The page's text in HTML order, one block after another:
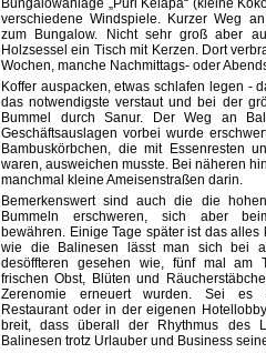
Bungalowanlage „Puri Kelapa“ (kleine
verschiedene Windspiele. Kurzer Weg
zum Bungalow. Nicht sehr groß aber
Holzsessel ein Tisch mit Kerzen. Dort
Wochen, manche Nachmittags- oder
Koffer auspacken, etwas schlafen legen -
das notwendigste verstaut und bei der
Bummel durch Sanur. Der Weg an
Geschäftsauslagen vorbei wurde
Bambuskörbchen, die mit Essenresten
waren, ausweichen musste. Bei näheren
manchmal kleine Ameisenstraßen darin.
Bemerkenswert sind auch die die
Bummeln erschweren, sich aber
bewähren. Einige Tage später ist das alles
wie die Balinesen lässt man sich bei
desöffteren gesehen wie, fünf mal am
frischen Obst, Blüten und
Zerenomie erneuert wurden. Sei es
Restaurant oder in der eigenen
breit, dass überall der Rhythmus des
Balinesen trotz Urlauber und Business